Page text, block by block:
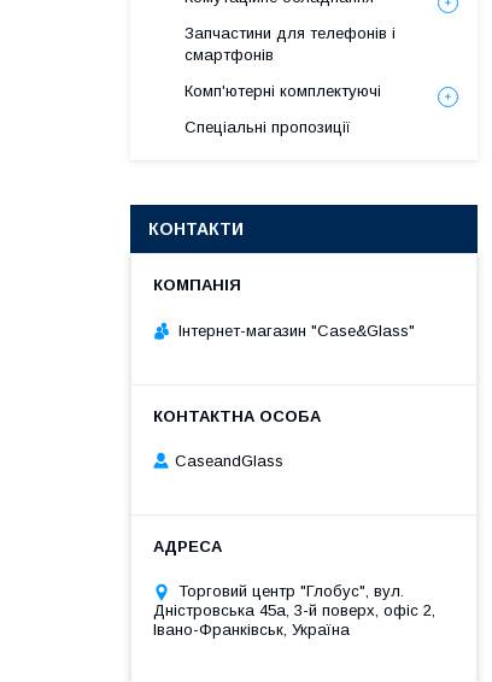
Запчастини для телефонів і
смартфонів
Комп'ютерні комплектуючі
Спеціальні пропозиції
КОНТАКТИ
Інтернет-магазин "Case&Glass"
CaseandGlass
Торговий центр "Глобус", вул.
Дністровська 45а, 3-й поверх, офіс 2,
Івано-Франківськ, Україна